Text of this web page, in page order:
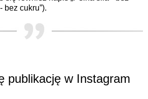
bez cukru”).
publikację w Instagram